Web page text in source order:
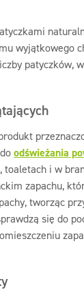
wyjątkowego
patyczków,
odświeżania
i w
zapachu,
tworząc
się do